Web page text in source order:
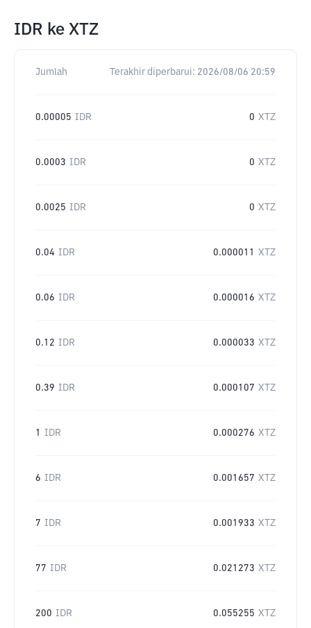
IDR ke XTZ
Jumlah Terakhir diperbarui: 2026/08/06 20:59
0.00005 IDR 0 XTZ
0.0003 IDR 0 XTZ
0.0025 IDR 0 XTZ
0.04 IDR 0.000011 XTZ
0.06 IDR 0.000016 XTZ
0.12 IDR 0.000033 XTZ
0.39 IDR 0.000107 XTZ
1 IDR 0.000276 XTZ
6 IDR 0.001657 XTZ
7 IDR 0.001933 XTZ
77 IDR 0.021273 XTZ
200 IDR 0.055255 XTZ